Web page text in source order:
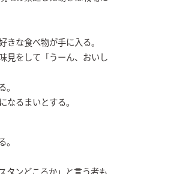
な食べ物が手に入る。
見をして「うーん、おいし
るまいとする。
タンどころか」と言う者も